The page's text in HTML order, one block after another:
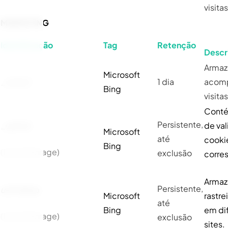
MARKETING
Identificação Tag Retenção
Microsoft
Bing
1 dia
(Local Storage)
Microsoft
Bing
Persistente,
até
exclusão
de
(Local Storage)
Microsoft
Bing
Persistente,
até
exclusão
em
sites.